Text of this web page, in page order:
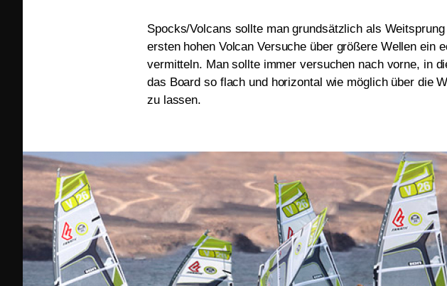
Spocks/Volcans sollte man grundsätzlich als
ersten hohen Volcan Versuche über größere Wellen ein
vermitteln. Man sollte immer versuchen nach vorne, in
das Board so flach und horizontal wie möglich über die
zu lassen.